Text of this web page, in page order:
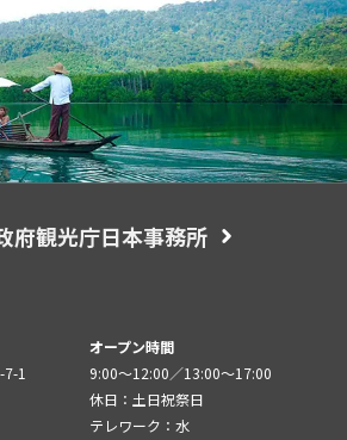
府観光庁日本事務所
1
オープン時間
9:00～12:00／13:00～17:00
休日：土日祝祭日
テレワーク：水